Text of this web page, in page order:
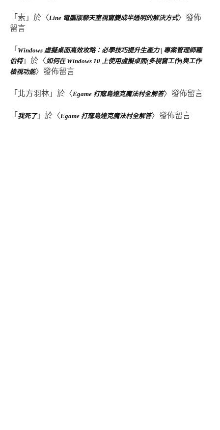
「 素 」於〈Line 電腦版聊天室視窗變成半透明的解決方式〉發佈
留言
「 Windows 虛擬桌面高效攻略：必學技巧提升生產力 | 專案管理師羅
伯特」於〈 如何在 Windows 10 上使用虛擬桌面(多視窗工作)與工作
檢視功能〉發佈留言
「 北方羽林 」於〈Egame 打寇島達克魔法村全解答〉發佈留言
「 我死了」於〈Egame 打寇島達克魔法村全解答〉發佈留言